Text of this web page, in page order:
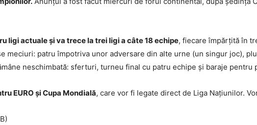
ligi actuale și va trece la trei ligi a câte 18 echipe, fiecare împărțită în
meciuri: patru împotriva unor adversare din alte urne (un singur joc),
neschimbată: sferturi, turneu final cu patru echipe și baraje pentru
EURO și Cupa Mondială, care vor fi legate direct de Liga Națiunilor.